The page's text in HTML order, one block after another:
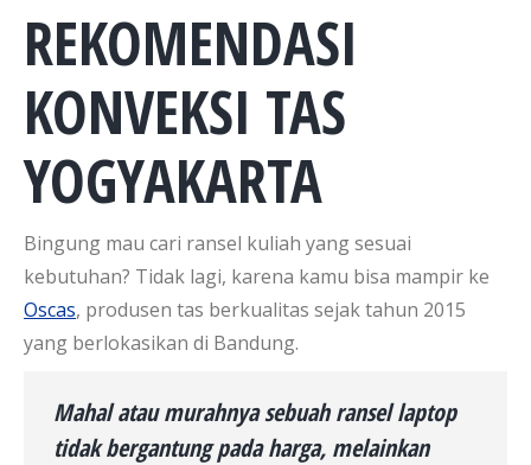
REKOMENDASI
KONVEKSI TAS
YOGYAKARTA
Bingung mau cari ransel kuliah yang sesuai
kebutuhan? Tidak lagi, karena kamu bisa mampir ke
Oscas, produsen tas berkualitas sejak tahun 2015
yang berlokasikan di Bandung.
Mahal atau murahnya sebuah ransel laptop
tidak bergantung pada harga, melainkan